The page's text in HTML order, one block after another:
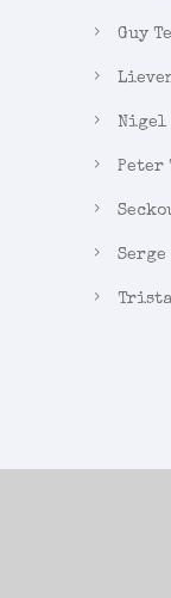
Guy
Nigel
Peter
Serge